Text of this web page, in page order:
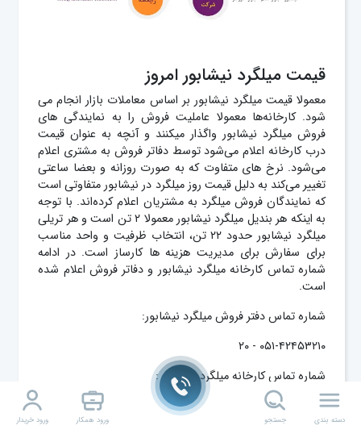
دسته بندی جستجو ورود همکار ورود خریدار
قيمت ميلگرد نيشابور امروز
معمولا قیمت میلگرد نیشابور بر اساس معاملات بازار انجام می
شود. کارخانه‌ها معمولا عاملیت فروش را به نمایندگی های
فروش میلگرد نیشابور واگذار میکنند و آنچه به عنوان قیمت
درب کارخانه اعلام می‌شود توسط دفاتر فروش به مشتری اعلام
می‌شود. نرخ های متفاوت که به صورت روزانه و بعضا ساعتی
تغییر می‌کند به دلیل قیمت روز میلگرد در نیشابور متفاوتی است
که نمایندگان فروش میلگرد به مشتریان اعلام کرده‌اند. با توجه
به اینکه هر بندیل میلگرد نیشابور معمولا ۲ تن است و هر تریلی
میلگرد نیشابور حدود ۲۲ تن، انتخاب ظرفیت و واحد مناسب
برای سفارش برای مدیریت هزینه ها کارساز است. در ادامه
شماره تماس کارخانه میلگرد نیشابور و دفاتر فروش اعلام شده
است.
شماره تماس دفتر فروش میلگرد نیشابور:
۰۵۱-۴۲۴۵۳۲۱۰ - ۲۰
شماره تماس کارخانه میلگرد نیشابور :
۰۲۱-۸۶۰۸۸۶۳۰